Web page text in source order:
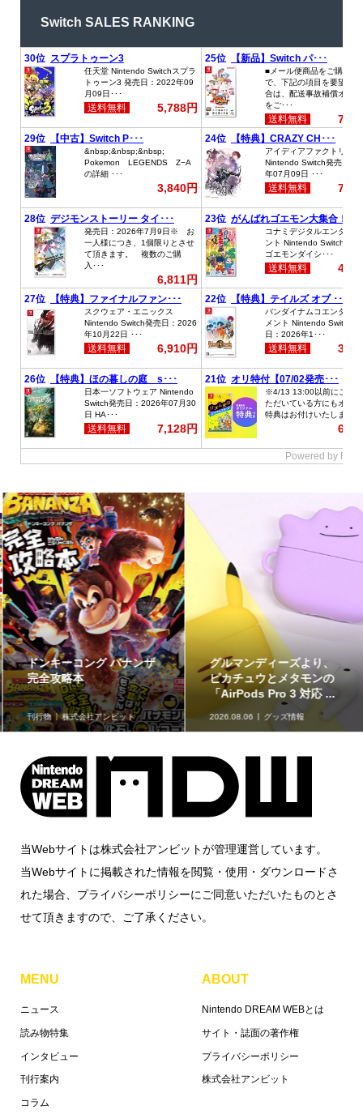
Switch SALES RANKING
ドンキーコング バナンザ
完全攻略本
刊行物 株式会社アンビット
グルマンディーズより、
ピカチュウとメタモンの
「AirPods Pro 3 対応 ...
2026.08.06 グッズ情報
当Webサイトは株式会社アンビットが管理運営しています。
当Webサイトに掲載された情報を閲覧・使用・ダウンロードさ
れた場合、プライバシーポリシーにご同意いただいたものとさ
せて頂きますので、ご了承ください。
MENU
ニュース
読み物特集
インタビュー
刊行案内
コラム
ABOUT
Nintendo DREAM WEBとは
サイト・誌面の著作権
プライバシーポリシー
株式会社アンビット